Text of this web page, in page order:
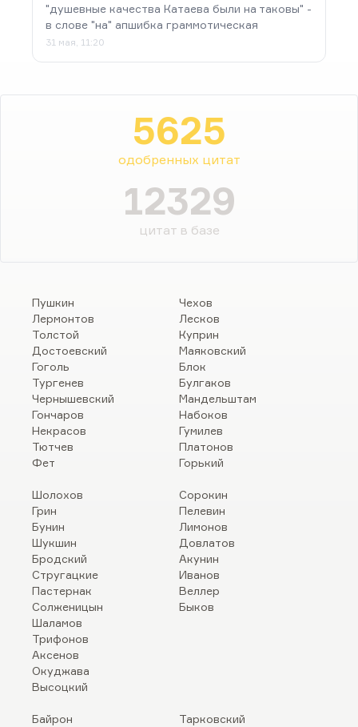
"душевные качества Катаева были на таковы" -
в слове "на" апшибка граммотическая
31 мая, 11:20
5625
одобренных цитат
12329
цитат в базе
Пушкин
Лермонтов
Толстой
Достоевский
Гоголь
Тургенев
Чернышевский
Гончаров
Некрасов
Тютчев
Фет
Чехов
Лесков
Куприн
Маяковский
Блок
Булгаков
Мандельштам
Набоков
Гумилев
Платонов
Горький
Шолохов
Грин
Бунин
Шукшин
Бродский
Стругацкие
Пастернак
Солженицын
Шаламов
Трифонов
Аксенов
Окуджава
Высоцкий
Сорокин
Пелевин
Лимонов
Довлатов
Акунин
Иванов
Веллер
Быков
Байрон Тарковский